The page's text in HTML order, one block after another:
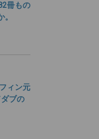
冊もの
ィン元
ブの